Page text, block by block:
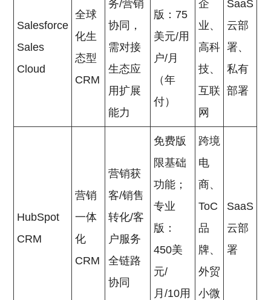
Salesforce
Sales
Cloud
全球
化生
态型
CRM
务/营销
协同，
需对接
生态应
用扩展
能力
版：75
美元/用
户/月
（年
付）
企
业、
高科
技、
互联
网
SaaS
云部
署、
私有
部署
HubSpot
CRM
营销
一体
化
CRM
营销获
客/销售
转化/客
户服务
全链路
协同
免费版
限基础
功能；
专业
版：
450美
元/
月/10用
跨境
电
商、
ToC
品
牌、
外贸
小微
SaaS
云部
署